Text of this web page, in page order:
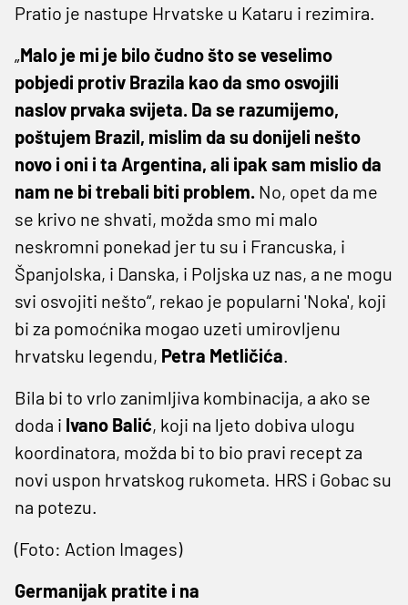
Pratio je nastupe Hrvatske u Kataru i rezimira.
„Malo je mi je bilo čudno što se veselimo
pobjedi protiv Brazila kao da smo osvojili
naslov prvaka svijeta. Da se razumijemo,
poštujem Brazil, mislim da su donijeli nešto
novo i oni i ta Argentina, ali ipak sam mislio da
nam ne bi trebali biti problem. No, opet da me
se krivo ne shvati, možda smo mi malo
neskromni ponekad jer tu su i Francuska, i
Španjolska, i Danska, i Poljska uz nas, a ne mogu
svi osvojiti nešto“, rekao je popularni 'Noka', koji
bi za pomoćnika mogao uzeti umirovljenu
hrvatsku legendu, Petra Metličića.
Bila bi to vrlo zanimljiva kombinacija, a ako se
doda i Ivano Balić, koji na ljeto dobiva ulogu
koordinatora, možda bi to bio pravi recept za
novi uspon hrvatskog rukometa. HRS i Gobac su
na potezu.
(Foto: Action Images)
Germanijak pratite i na